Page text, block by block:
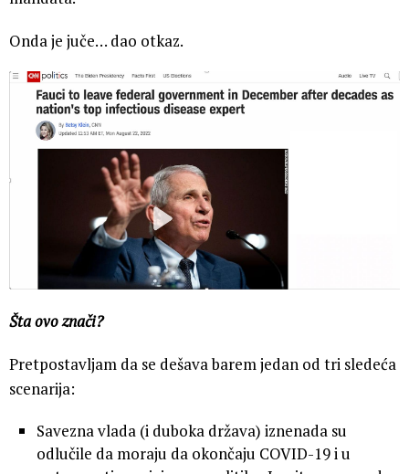
Onda je juče… dao otkaz.
Šta ovo znači?
Pretpostavljam da se dešava barem jedan od tri sledeća
scenarija:
Savezna vlada (i duboka država) iznenada su
odlučile da moraju da okončaju COVID-19 i u